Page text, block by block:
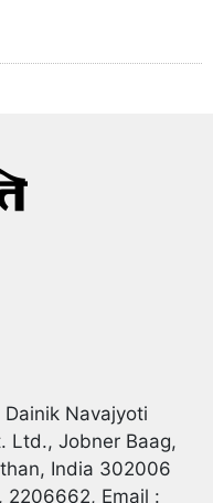
Navajyoti
Ltd., Jobner Baag,
India 302006
2206662, Email :